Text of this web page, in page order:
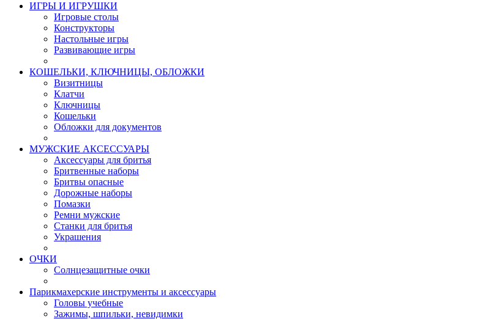
ИГРЫ И ИГРУШКИ
Игровые столы
Конструкторы
Настольные игры
Развивающие игры
КОШЕЛЬКИ, КЛЮЧНИЦЫ, ОБЛОЖКИ
Визитницы
Клатчи
Ключницы
Кошельки
Обложки для документов
МУЖСКИЕ АКСЕССУАРЫ
Аксессуары для бритья
Бритвенные наборы
Бритвы опасные
Дорожные наборы
Помазки
Ремни мужские
Станки для бритья
Украшения
ОЧКИ
Солнцезащитные очки
Парикмахерские инструменты и аксессуары
Головы учебные
Зажимы, шпильки, невидимки